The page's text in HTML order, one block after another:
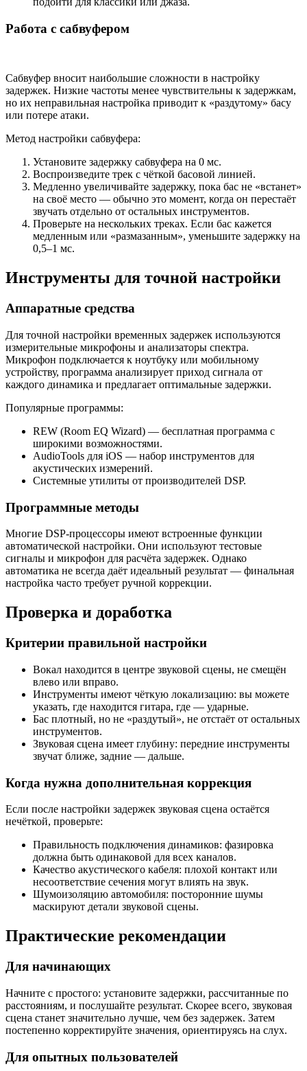
Работа с сабвуфером
Сабвуфер вносит наибольшие сложности в настройку
задержек. Низкие частоты менее чувствительны к задержкам,
но их неправильная настройка приводит к «раздутому» басу
или потере атаки.
Метод настройки сабвуфера:
Установите задержку сабвуфера на 0 мс.
Воспроизведите трек с чёткой басовой линией.
Медленно увеличивайте задержку, пока бас не «встанет»
на своё место — обычно это момент, когда он перестаёт
звучать отдельно от остальных инструментов.
Проверьте на нескольких треках. Если бас кажется
медленным или «размазанным», уменьшите задержку на
0,5–1 мс.
Инструменты для точной настройки
Аппаратные средства
Для точной настройки временных задержек используются
измерительные микрофоны и анализаторы спектра.
Микрофон подключается к ноутбуку или мобильному
устройству, программа анализирует приход сигнала от
каждого динамика и предлагает оптимальные задержки.
Популярные программы:
REW (Room EQ Wizard) — бесплатная программа с
широкими возможностями.
AudioTools для iOS — набор инструментов для
акустических измерений.
Системные утилиты от производителей DSP.
Программные методы
Многие DSP-процессоры имеют встроенные функции
автоматической настройки. Они используют тестовые
сигналы и микрофон для расчёта задержек. Однако
автоматика не всегда даёт идеальный результат — финальная
настройка часто требует ручной коррекции.
Проверка и доработка
Критерии правильной настройки
Вокал находится в центре звуковой сцены, не смещён
влево или вправо.
Инструменты имеют чёткую локализацию: вы можете
указать, где находится гитара, где — ударные.
Бас плотный, но не «раздутый», не отстаёт от остальных
инструментов.
Звуковая сцена имеет глубину: передние инструменты
звучат ближе, задние — дальше.
Когда нужна дополнительная коррекция
Если после настройки задержек звуковая сцена остаётся
нечёткой, проверьте:
Правильность подключения динамиков: фазировка
должна быть одинаковой для всех каналов.
Качество акустического кабеля: плохой контакт или
несоответствие сечения могут влиять на звук.
Шумоизоляцию автомобиля: посторонние шумы
маскируют детали звуковой сцены.
Практические рекомендации
Для начинающих
Начните с простого: установите задержки, рассчитанные по
расстояниям, и послушайте результат. Скорее всего, звуковая
сцена станет значительно лучше, чем без задержек. Затем
постепенно корректируйте значения, ориентируясь на слух.
Для опытных пользователей